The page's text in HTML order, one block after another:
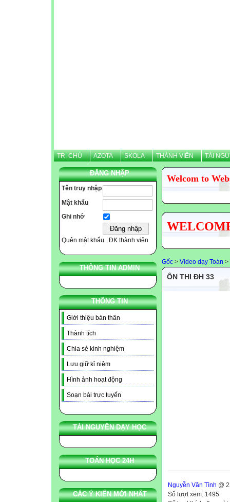
TR. CHỦ AZOTA SKOLA THÀNH VIÊN TÀI
ĐĂNG NHẬP
Tên truy nhập
Mật khẩu
Ghi nhớ
Quên mật khẩu ĐK thành viên
THÔNG TIN ADMIN
THÔNG TIN
Giới thiệu bản thân
Thành tích
Chia sẻ kinh nghiệm
Lưu giữ kỉ niệm
Hình ảnh hoạt động
Soạn bài trực tuyến
TÀI NGUYÊN DẠY HỌC
TOÁN HỌC 24H
CÁC Ý KIẾN MỚI NHẤT
Welcom to
Gốc > Video dạy Toán >
ÔN THI ĐH 33
Nguyễn Văn Tình @
Số lượt xem: 1495